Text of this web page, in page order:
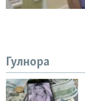
Гулнора